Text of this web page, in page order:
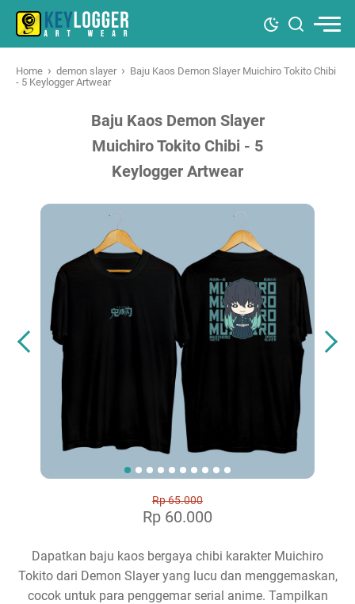
Home › demon slayer › Baju Kaos Demon Slayer Muichiro Tokito Chibi
- 5 Keylogger Artwear
Baju Kaos Demon Slayer
Muichiro Tokito Chibi - 5
Keylogger Artwear
Rp 65.000
Rp 60.000
Dapatkan baju kaos bergaya chibi karakter Muichiro
Tokito dari Demon Slayer yang lucu dan menggemaskan,
cocok untuk para penggemar serial anime. Tampilkan